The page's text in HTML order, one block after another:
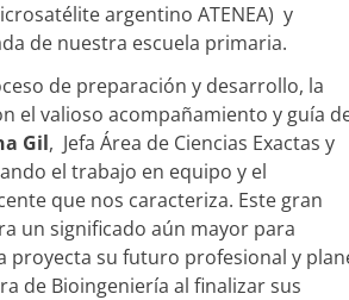
argentino ATENEA) y
de nuestra escuela primaria.
de preparación y desarrollo, la
el valioso acompañamiento y guía
Gil, Jefa Área de Ciencias Exactas y
el trabajo en equipo y el
que nos caracteriza. Este gran
un significado aún mayor para
proyecta su futuro profesional y
de Bioingeniería al finalizar sus